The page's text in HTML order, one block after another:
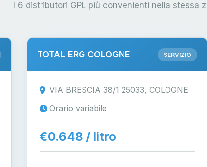
I 6 distributori GPL più convenienti nella stessa
TOTAL ERG COLOGNE SERVIZIO
VIA BRESCIA 38/1 25033, COLOGNE
Orario variabile
€0.648 / litro